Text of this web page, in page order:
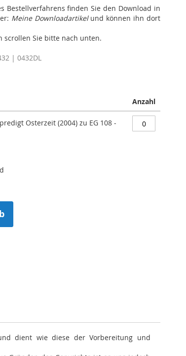
Bestellverfahrens finden Sie den Download in
Meine Downloadartikel und können ihn dort
scrollen Sie bitte nach unten.
| 0432DL
Anzahl
Osterzeit (2004) zu EG 108 -
dient wie diese der Vorbereitung und